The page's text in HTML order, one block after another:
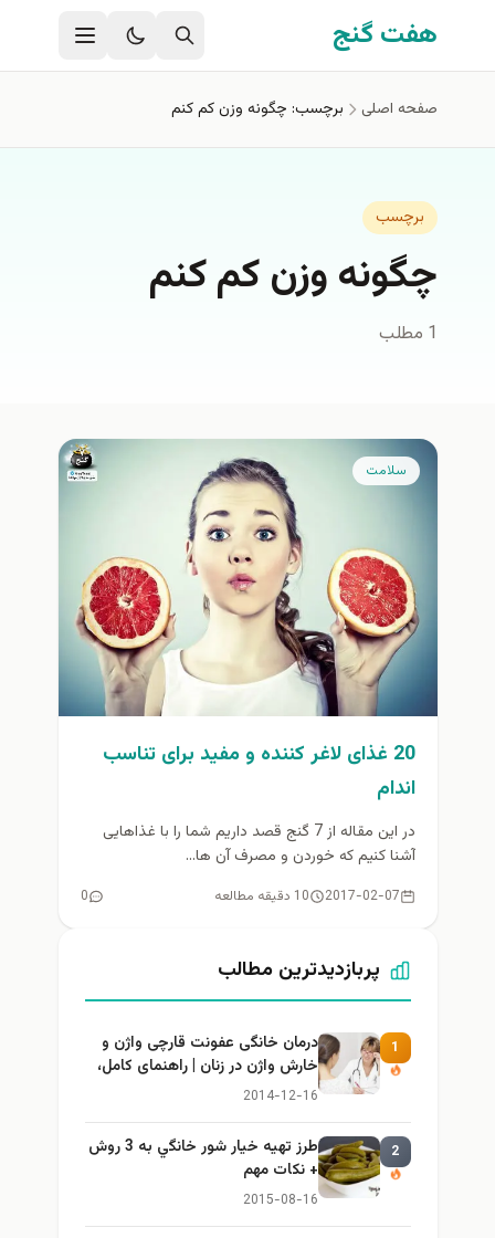
رفتن به محتوای اصلی
هفت گنج
صفحه اصلی برچسب: چگونه وزن کم کنم
برچسب
چگونه وزن کم کنم
1 مطلب
سلامت
20 غذای لاغر کننده و مفید برای تناسب
اندام
در این مقاله از 7 گنج قصد داریم شما را با غذاهایی
آشنا کنیم که خوردن و مصرف آن ها...
2017-02-07 10 دقیقه مطالعه 0
پربازدیدترین مطالب
1
درمان خانگی عفونت قارچی واژن و
خارش واژن در زنان | راهنمای کامل،
ایمن و کاربردی
2014-12-16
2
طرز تهيه خیار شور خانگي به 3 روش
+ نكات مهم
2015-08-16